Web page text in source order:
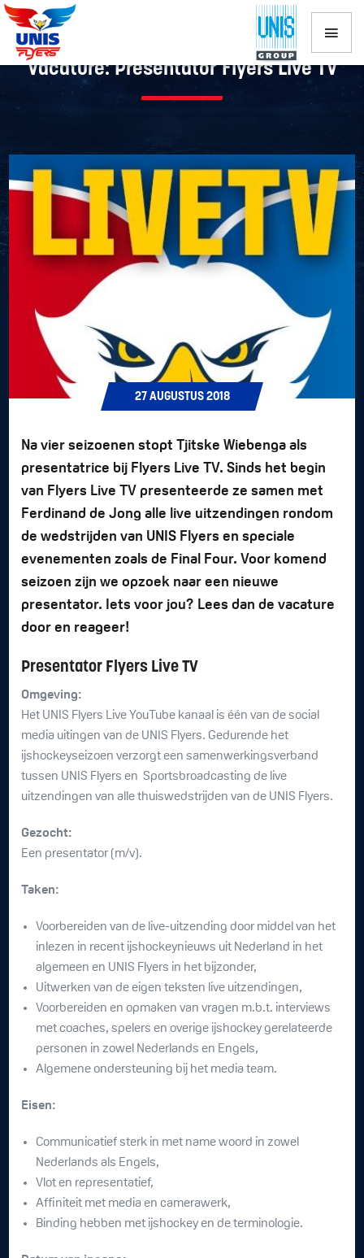
Vacature: Presentator Flyers Live TV
27 AUGUSTUS 2018
Na vier seizoenen stopt Tjitske Wiebenga als
presentatrice bij Flyers Live TV. Sinds het begin
van Flyers Live TV presenteerde ze samen met
Ferdinand de Jong alle live uitzendingen rondom
de wedstrijden van UNIS Flyers en speciale
evenementen zoals de Final Four. Voor komend
seizoen zijn we opzoek naar een nieuwe
presentator. Iets voor jou? Lees dan de vacature
door en reageer!
Presentator Flyers Live TV
Omgeving:
Het UNIS Flyers Live YouTube kanaal is één van de social
media uitingen van de UNIS Flyers. Gedurende het
ijshockeyseizoen verzorgt een samenwerkingsverband
tussen UNIS Flyers en Sportsbroadcasting de live
uitzendingen van alle thuiswedstrijden van de UNIS Flyers.
Gezocht:
Een presentator (m/v).
Taken:
Voorbereiden van de live-uitzending door middel van het
inlezen in recent ijshockeynieuws uit Nederland in het
algemeen en UNIS Flyers in het bijzonder,
Uitwerken van de eigen teksten live uitzendingen,
Voorbereiden en opmaken van vragen m.b.t. interviews
met coaches, spelers en overige ijshockey gerelateerde
personen in zowel Nederlands en Engels,
Algemene ondersteuning bij het media team.
Eisen:
Communicatief sterk in met name woord in zowel
Nederlands als Engels,
Vlot en representatief,
Affiniteit met media en camerawerk,
Binding hebben met ijshockey en de terminologie.